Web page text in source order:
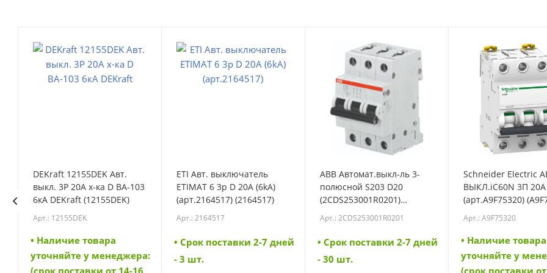
DEKraft 12155DEK Авт.
выкл. 3Р 20А х-ка D ВА-103
6кА DEKraft (12155DEK)
Арт.: 12155DEK
• Наличие товара
уточняйте у менеджера:
(срок поставки от 14-16
ETI Авт. выключатель
ETIMAT 6 3p D 20A (6kA)
(арт.2164517) (2164517)
Арт.: 2164517
• Cрок поставки 2-7 дней
- 3 шт.
ABB Автомат.выкл-ль 3-
полюсной S203 D20
(2CDS253001R0201)
Арт.: 2CDS253001R0201
• Cрок поставки 2-7 дней
- 30 шт.
Schneider Electric
ВЫКЛ.iC60N 3П 20A
(арт.A9F75320)
Арт.: A9F75320
• Наличие товара
уточняйте у
(срок поставки